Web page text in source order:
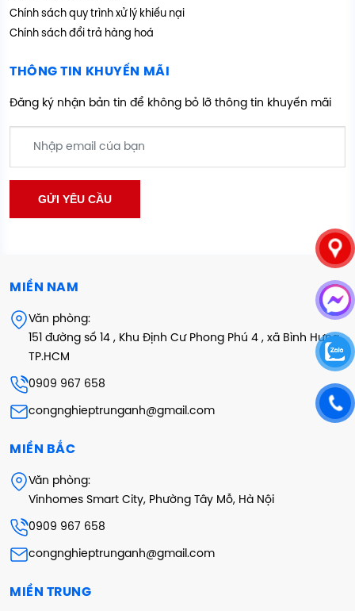
Chính sách quy trình xử lý khiếu nại
Chính sách đổi trả hàng hoá
THÔNG TIN KHUYẾN MÃI
Đăng ký nhận bản tin để không bỏ lỡ thông tin khuyến mãi
MIỀN NAM
Văn phòng:
151 đường số 14 , Khu Định Cư Phong Phú 4 , xã Bình Hưng ,
TP.HCM
0909 967 658
congnghieptrunganh@gmail.com
MIỀN BẮC
Văn phòng:
Vinhomes Smart City, Phường Tây Mỗ, Hà Nội
0909 967 658
congnghieptrunganh@gmail.com
MIỀN TRUNG